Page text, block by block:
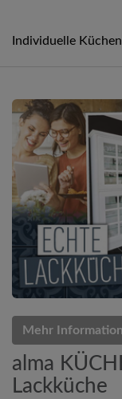
Individuelle
Mehr
alma
Lackküche